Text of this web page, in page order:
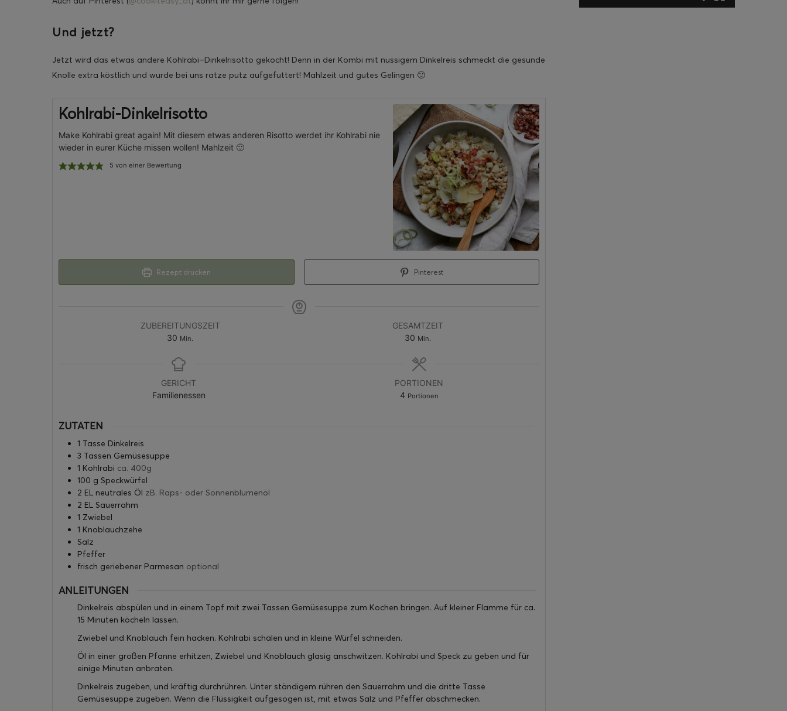
Und jetzt?
Jetzt wird das etwas andere Kohlrabi–Dinkelrisotto gekocht! Denn in der Kombi mit nussigem Dinkelreis schmeckt die gesunde
Knolle extra köstlich und wurde bei uns ratze putz aufgefuttert! Mahlzeit und gutes Gelingen 🙂
Kohlrabi-Dinkelrisotto
Make Kohlrabi great again! Mit diesem etwas anderen Risotto werdet ihr Kohlrabi nie
wieder in eurer Küche missen wollen! Mahlzeit 🙂
5 von einer Bewertung
Rezept drucken Pinterest
ZUBEREITUNGSZEIT
30 Min.
GESAMTZEIT
30 Min.
GERICHT
Familienessen
PORTIONEN
4 Portionen
ZUTATEN
1 Tasse Dinkelreis
3 Tassen Gemüsesuppe
1 Kohlrabi ca. 400g
100 g Speckwürfel
2 EL neutrales Öl zB. Raps- oder Sonnenblumenöl
2 EL Sauerrahm
1 Zwiebel
1 Knoblauchzehe
Salz
Pfeffer
frisch geriebener Parmesan optional
ANLEITUNGEN
Dinkelreis abspülen und in einem Topf mit zwei Tassen Gemüsesuppe zum Kochen bringen. Auf kleiner Flamme für ca.
15 Minuten köcheln lassen.
Zwiebel und Knoblauch fein hacken. Kohlrabi schälen und in kleine Würfel schneiden.
Öl in einer großen Pfanne erhitzen, Zwiebel und Knoblauch glasig anschwitzen. Kohlrabi und Speck zu geben und für
einige Minuten anbraten.
Dinkelreis zugeben, und kräftig durchrühren. Unter ständigem rühren den Sauerrahm und die dritte Tasse
Gemüsesuppe zugeben. Wenn die Flüssigkeit aufgesogen ist, mit etwas Salz und Pfeffer abschmecken.